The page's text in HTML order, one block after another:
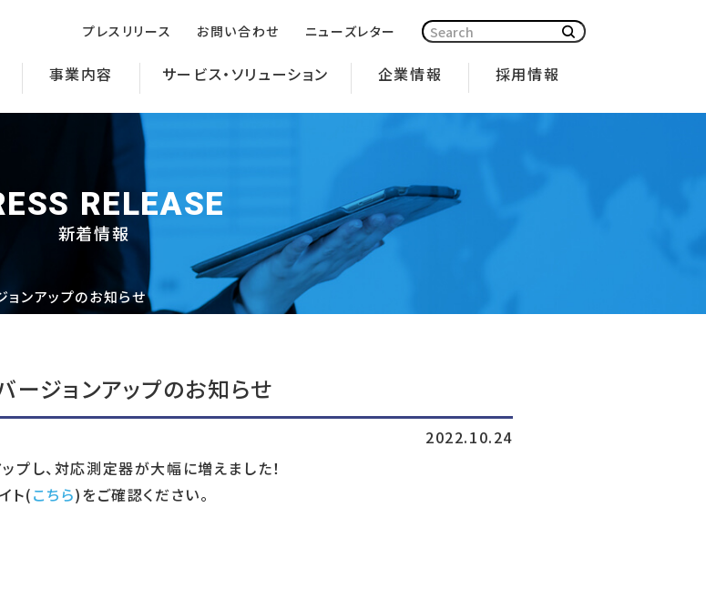
プレスリリース お問い合わせ ニューズレター
事業内容 サービス・ソリューション 企業情報 採用情報
RELEASE
新着情報
ョンアップのお知らせ
ージョンアップのお知らせ
2022.10.24
プし、対応測定器が大幅に増えました！
ト(こちら)をご確認ください。